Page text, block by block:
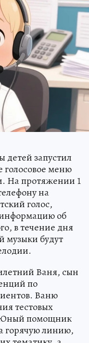
детей запустил
голосовое меню
На протяжении 1
на
голос,
об
в течение дня
музыки будут
Ваня, сын
по
Ваню
тестовых
Юный помощник
горячую линию,